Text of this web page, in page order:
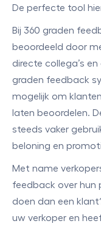
De perfecte tool
Bij 360 graden
beoordeeld door
directe collega’s
graden feedback
mogelijk om
laten beoordelen.
steeds vaker
beloning en
Met name
feedback over hun
doen dan een
uw verkoper en